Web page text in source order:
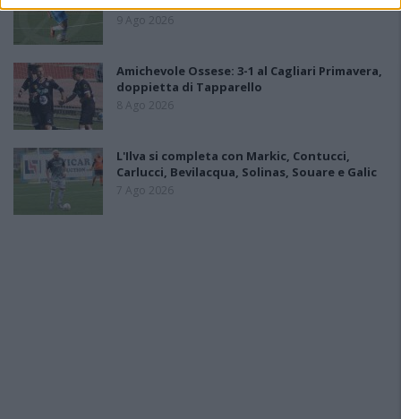
9 Ago 2026
Amichevole Ossese: 3-1 al Cagliari Primavera,
doppietta di Tapparello
8 Ago 2026
L'Ilva si completa con Markic, Contucci,
Carlucci, Bevilacqua, Solinas, Souare e Galic
7 Ago 2026